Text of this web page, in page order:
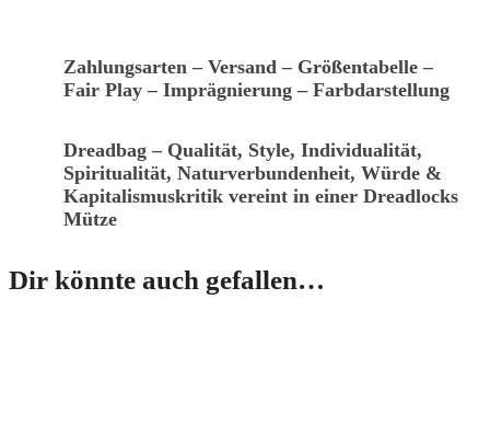
Zahlungsarten – Versand – Größentabelle –
Fair Play – Imprägnierung – Farbdarstellung
Dreadbag – Qualität, Style, Individualität,
Spiritualität, Naturverbundenheit, Würde &
Kapitalismuskritik vereint in einer Dreadlocks
Mütze
Dir könnte auch gefallen…